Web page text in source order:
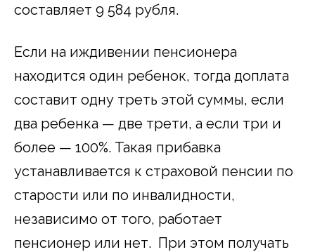
составляет 9 584 рубля.
Если на иждивении пенсионера
находится один ребенок, тогда доплата
составит одну треть этой суммы, если
два ребенка — две трети, а если три и
более — 100%. Такая прибавка
устанавливается к страховой пенсии по
старости или по инвалидности,
независимо от того, работает
пенсионер или нет. При этом получать